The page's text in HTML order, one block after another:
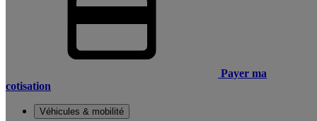
Payer ma
cotisation
Véhicules & mobilité